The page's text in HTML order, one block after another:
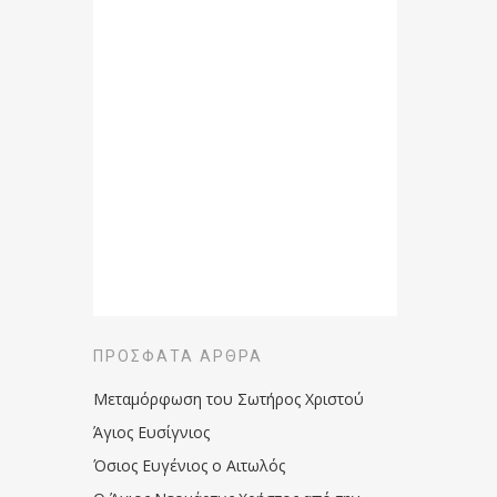
ΠΡΌΣΦΑΤΑ ΆΡΘΡΑ
Μεταμόρφωση του Σωτήρος Χριστού
Άγιος Ευσίγνιος
Όσιος Ευγένιος ο Αιτωλός